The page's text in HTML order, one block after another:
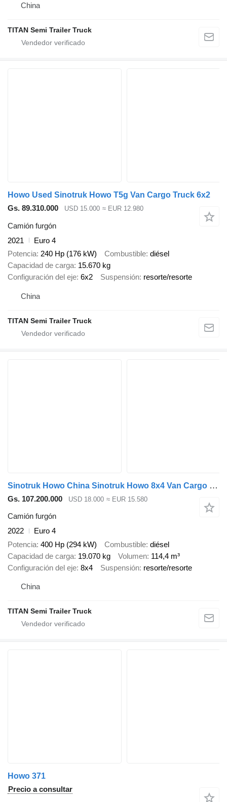
China
TITAN Semi Trailer Truck
Howo Used Sinotruk Howo T5g Van Cargo Truck 6x2
Gs. 89.310.000
USD 15.000 ≈ EUR 12.980
Camión furgón
2021
Euro 4
Potencia 240 Hp (176 kW) Combustible diésel
Capacidad de carga 15.670 kg
Configuración del eje 6x2 Suspensión resorte/resorte
China
TITAN Semi Trailer Truck
Sinotruk Howo China Sinotruk Howo 8x4 Van Cargo Truck 400hp
Gs. 107.200.000 USD 18.000 ≈ EUR 15.580
Camión furgón
2022
Euro 4
Potencia 400 Hp (294 kW) Combustible diésel
Capacidad de carga 19.070 kg Volumen 114,4 m³
Configuración del eje 8x4 Suspensión resorte/resorte
China
TITAN Semi Trailer Truck
Howo 371
Precio a consultar